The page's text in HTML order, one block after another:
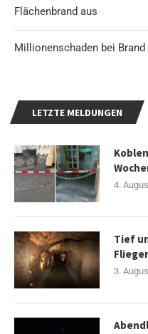
Flächenbrand aus
Millionenschaden bei
LETZTE MELDUNGEN
4.
Tief
3.